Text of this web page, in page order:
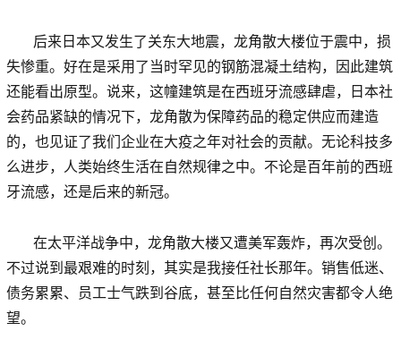
后来日本又发生了关东大地震，龙角散大楼位于震中，损
失惨重。好在是采用了当时罕见的钢筋混凝土结构，因此建筑
还能看出原型。说来，这幢建筑是在西班牙流感肆虐，日本社
会药品紧缺的情况下，龙角散为保障药品的稳定供应而建造
的，也见证了我们企业在大疫之年对社会的贡献。无论科技多
么进步，人类始终生活在自然规律之中。不论是百年前的西班
牙流感，还是后来的新冠。
在太平洋战争中，龙角散大楼又遭美军轰炸，再次受创。
不过说到最艰难的时刻，其实是我接任社长那年。销售低迷、
债务累累、员工士气跌到谷底，甚至比任何自然灾害都令人绝
望。